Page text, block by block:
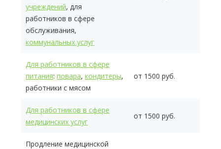
учреждений, для
работников в сфере
обслуживания,
коммунальных услуг
Для работников в сфере
питания: повара, кондитеры,
работники с мясом
от 1500 руб.
Для работников в сфере
медицинских услуг
от 1500 руб.
Продление медицинской